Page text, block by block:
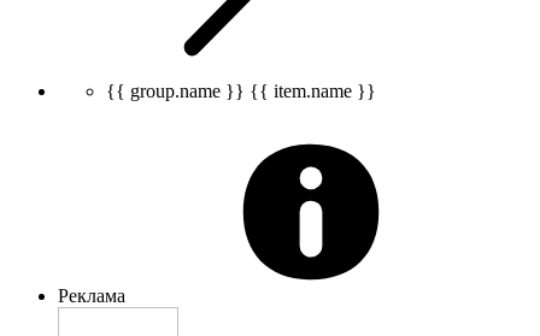
{{ group.name }} {{ item.name }}
Реклама